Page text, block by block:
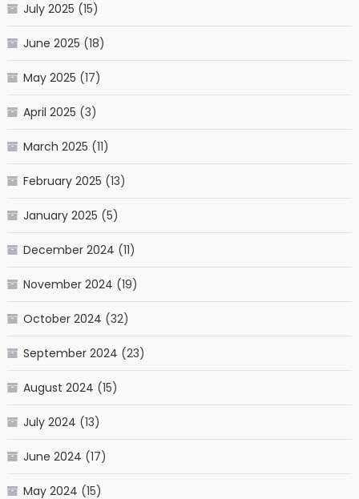
July 2025 (15)
June 2025 (18)
May 2025 (17)
April 2025 (3)
March 2025 (11)
February 2025 (13)
January 2025 (5)
December 2024 (11)
November 2024 (19)
October 2024 (32)
September 2024 (23)
August 2024 (15)
July 2024 (13)
June 2024 (17)
May 2024 (15)